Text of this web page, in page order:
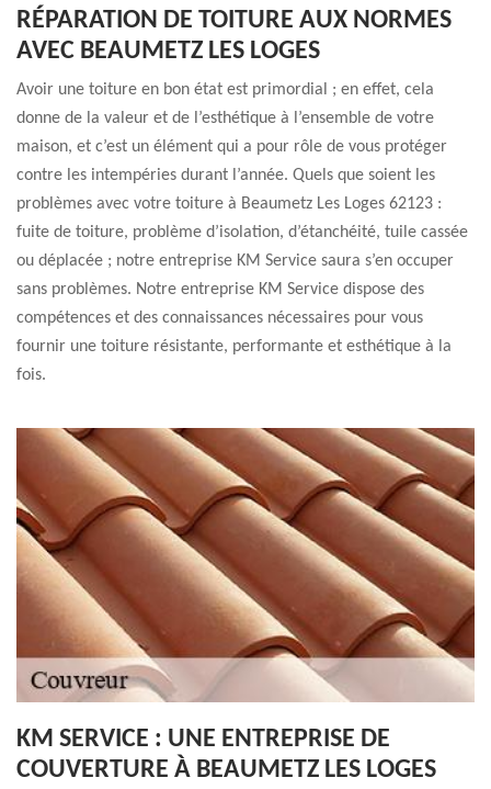
RÉPARATION DE TOITURE AUX NORMES
AVEC BEAUMETZ LES LOGES
Avoir une toiture en bon état est primordial ; en effet, cela
donne de la valeur et de l’esthétique à l’ensemble de votre
maison, et c’est un élément qui a pour rôle de vous protéger
contre les intempéries durant l’année. Quels que soient les
problèmes avec votre toiture à Beaumetz Les Loges 62123 :
fuite de toiture, problème d’isolation, d’étanchéité, tuile cassée
ou déplacée ; notre entreprise KM Service saura s’en occuper
sans problèmes. Notre entreprise KM Service dispose des
compétences et des connaissances nécessaires pour vous
fournir une toiture résistante, performante et esthétique à la
fois.
KM SERVICE : UNE ENTREPRISE DE
COUVERTURE À BEAUMETZ LES LOGES